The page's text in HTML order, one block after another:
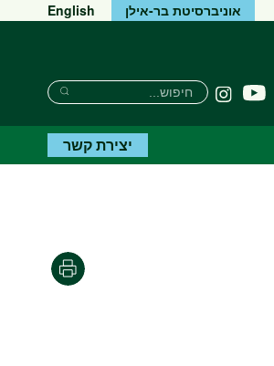
אוניברסיטת בר-אילן English
פייסבוקיוטיוב Instagram
חיפוש
Search
Search
יצירת קשר
הדפסה